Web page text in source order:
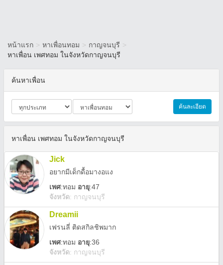
หน้าแรก > หาเพื่อนทอม > กาญจนบุรี >
หาเพื่อน เพศทอม ในจังหวัดกาญจนบุรี
ค้นหาเพื่อน
ค้นละเอียด
หาเพื่อน เพศทอม ในจังหวัดกาญจนบุรี
Jick
อยากมีเด็กดื้อมางอแง
เพศ:ทอม อายุ:47
จังหวัด: กาญจนบุรี
Dreamii
เฟรนลี่ ติดสกิลชิพมาก
เพศ:ทอม อายุ:36
จังหวัด: กาญจนบุรี